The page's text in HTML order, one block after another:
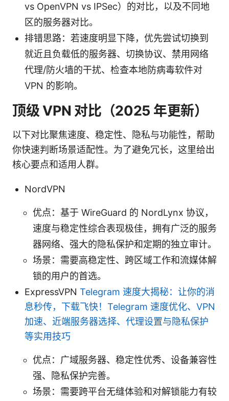
vs OpenVPN vs IPSec）的对比，以及不同地
区的服务器对比。
排错思路：若速度明显下降，优先尝试切换到
就近且负载低的服务器、切换协议、禁用网络
代理/防火墙的干扰、检查本地防病毒软件对
VPN 的影响。
顶级 VPN 对比（2025 年更新）
以下对比聚焦速度、稳定性、隐私与功能性，帮助
你快速判断场景适配性。为了避免冗长，这里给出
核心要点和适用人群。
NordVPN
优点：基于 WireGuard 的 NordLynx 协议，
速度与稳定性综合表现极佳，拥有广泛的服务
器网络、强大的隐私保护和定期的独立审计。
场景：需要高稳定性、跨区域工作和流媒体解
锁的用户的首选。
ExpressVPN Telegram 速度大揭秘：让你的消
息秒传，下载飞快！Telegram 速度优化、VPN
加速、近端服务器选择、代理设置与隐私保护
等实用技巧
优点：广域服务器、稳定性优秀、设备兼容性
强、隐私保护完善。
场景：需要跨平台无缝体验和对解锁能力有较